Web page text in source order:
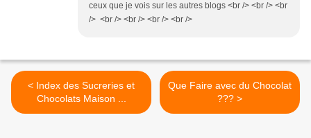
ceux que je vois sur les autres blogs <br /> <br /> <br
/> <br /> <br /> <br /> <br />
< Index des Sucreries et
Chocolats Maison ...
Que Faire avec du Chocolat
??? >